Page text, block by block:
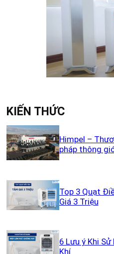
KIẾN THỨC
Himpel –
pháp thông
Top 3 Quạt
Giá 3 Triệu
6 Lưu ý Khi
Khí